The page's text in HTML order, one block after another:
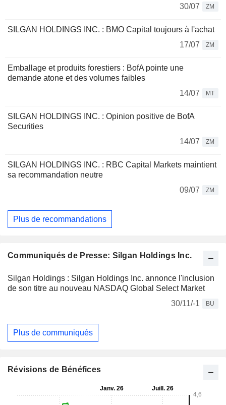
30/07
ZM
SILGAN HOLDINGS INC. : BMO Capital toujours à l'achat
17/07
ZM
Emballage et produits forestiers : BofA pointe une
demande atone et des volumes faibles
14/07
MT
SILGAN HOLDINGS INC. : Opinion positive de BofA
Securities
14/07
ZM
SILGAN HOLDINGS INC. : RBC Capital Markets maintient
sa recommandation neutre
09/07
ZM
Plus de recommandations
Communiqués de Presse: Silgan Holdings Inc.
Silgan Holdings : Silgan Holdings Inc. annonce l'inclusion
de son titre au nouveau NASDAQ Global Select Market
30/11/-1
BU
Plus de communiqués
Révisions de Bénéfices